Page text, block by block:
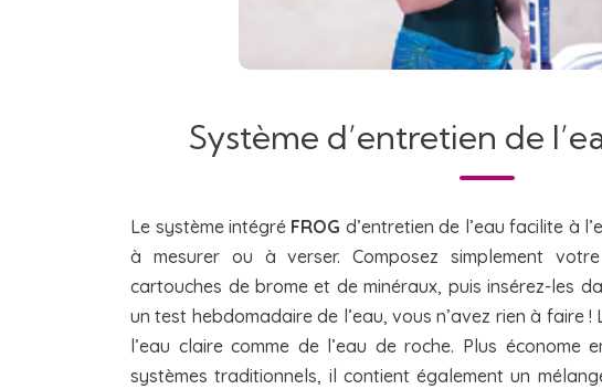
Système d’entretien de
Le système intégréFROG d’entretien de l’eau facilite à
à mesurer ou à verser. Composez simplement
cartouches de brome et de minéraux, puis insérez-les
un test hebdomadaire de l’eau, vous n’avez rien à faire !
l’eau claire comme de l’eau de roche. Plus économe
systèmes traditionnels, il contient également un